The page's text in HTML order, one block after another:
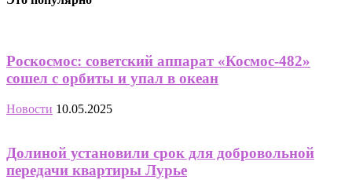
Роскосмос: советский аппарат «Космос-482»
сошел с орбиты и упал в океан
Новости 10.05.2025
Долиной установили срок для добровольной
передачи квартиры Лурье